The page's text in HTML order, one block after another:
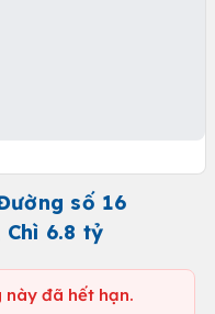
số 16
Chì 6.8 tỷ
đã hết hạn.